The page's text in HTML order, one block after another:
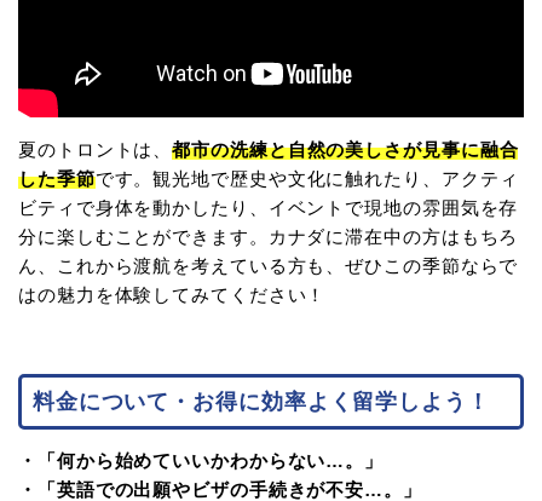
夏のトロントは、都市の洗練と自然の美しさが見事に融合
した季節です。観光地で歴史や文化に触れたり、アクティ
ビティで身体を動かしたり、イベントで現地の雰囲気を存
分に楽しむことができます。カナダに滞在中の方はもちろ
ん、これから渡航を考えている方も、ぜひこの季節ならで
はの魅力を体験してみてください！
料金について・お得に効率よく留学しよう！
・「何から始めていいかわからない…。」
・「英語での出願やビザの手続きが不安…。」